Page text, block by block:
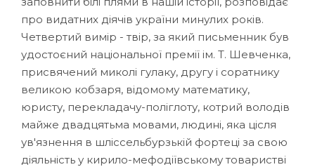
про видатних діячів україни минулих років.
Четвертий вимір - твір, за який письменник був
удостоєний національної премії ім. Т. Шевченка,
присвячений миколі гулаку, другу і соратнику
великою кобзаря, відомому математику,
юристу, перекладачу-поліглоту, котрий володів
майже двадцятьма мовами, людині, яка цісля
ув'язнення в шліссельбурзькій фортеці за свою
діяльність у кирило-мефодіївському товаристві